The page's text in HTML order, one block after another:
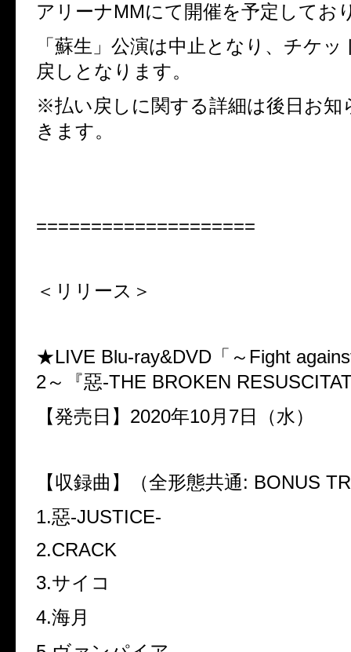
アリーナMMにて開催を予定してお
「蘇生」公演は中止となり、チケ
戻しとなります。
※払い戻しに関する詳細は後日お知
きます。
====================
＜リリース＞
★LIVE Blu-ray&DVD 「～ Fight
2～『惡-THE BROKEN
【発売日】 2020年10月 7日（水）
【収録曲】（全形態共通: BONUS
1.惡-JUSTICE-
2.CRACK
3.サイコ
4.海月